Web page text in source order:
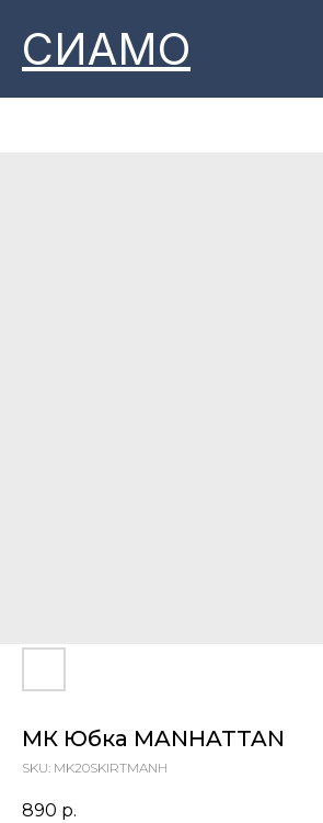
СИАМО
МК Юбка MANHATTAN
SKU: MK20SKIRTMANH
890 р.